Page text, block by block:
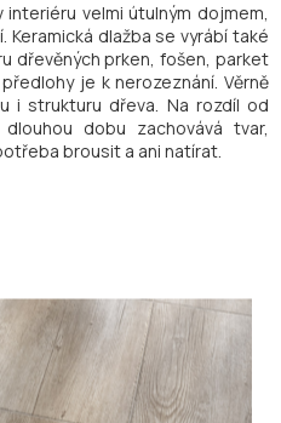
velmi útulným dojmem,
dlažba se vyrábí také
dřevěných prken, fošen, parket
je k nerozeznání. Věrně
i strukturu dřeva. Na rozdíl od
dobu zachovává tvar,
brousit a ani natírat.